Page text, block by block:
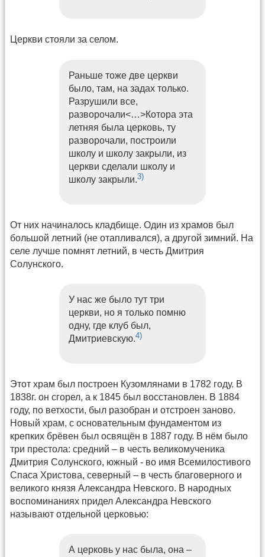
Церкви стояли за селом.
Раньше тоже две церкви
было, там, на задах только.
Разрушили все,
разворочали<…>Котора эта
летняя была церковь, ту
разворочали, построили
школу и школу закрыли, из
церкви сделали школу и
школу закрыли.3)
От них начиналось кладбище. Один из храмов был
большой летний (не отапливался), а другой зимний. На
селе лучше помнят летний, в честь Дмитрия
Солунского.
У нас же было тут три
церкви, но я только помню
одну, где клуб был,
Дмитриевскую.4)
Этот храм был построен Кузомлянами в 1782 году. В
1838г. он сгорел, а к 1845 был восстановлен. В 1884
году, по ветхости, был разобран и отстроен заново.
Новый храм, с основательным фундаментом из
крепких брёвен был освящён в 1887 году. В нём было
три престола: средний – в честь великомученика
Дмитрия Солунского, южный - во имя Всемилостивого
Спаса Христова, северный – в честь благоверного и
великого князя Александра Невского. В народных
воспоминаниях придел Александра Невского
называют отдельной церковью:
А церковь у нас была, она –